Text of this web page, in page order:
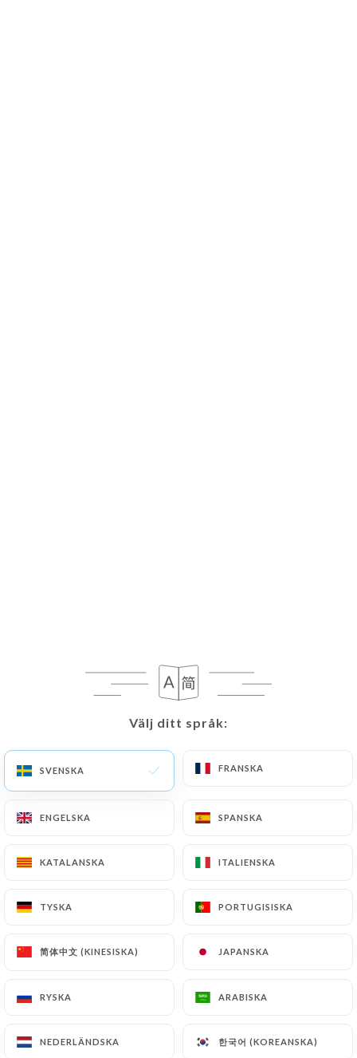
Välj ditt språk:
SVENSKA FRANSKA
ENGELSKA SPANSKA
KATALANSKA ITALIENSKA
TYSKA PORTUGISISKA
简体中文 (KINESISKA) JAPANSKA
RYSKA ARABISKA
NEDERLÄNDSKA 한국어 (KOREANSKA)
Välj ditt språk:
SVENSKA FRANSKA
ENGELSKA SPANSKA
KATALANSKA ITALIENSKA
TYSKA PORTUGISISKA
简体中文 (KINESISKA) JAPANSKA
RYSKA ARABISKA
NEDERLÄNDSKA 한국어 (KOREANSKA)